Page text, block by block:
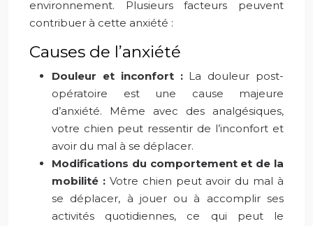
environnement. Plusieurs facteurs peuvent
contribuer à cette anxiété :
Causes de l’anxiété
Douleur et inconfort : La douleur post-
opératoire est une cause majeure
d’anxiété. Même avec des analgésiques,
votre chien peut ressentir de l’inconfort et
avoir du mal à se déplacer.
Modifications du comportement et de la
mobilité : Votre chien peut avoir du mal à
se déplacer, à jouer ou à accomplir ses
activités quotidiennes, ce qui peut le